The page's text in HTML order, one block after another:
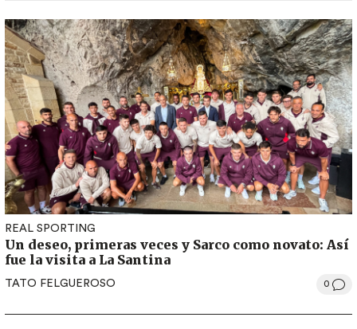
REAL SPORTING
Un deseo, primeras veces y Sarco como novato: Así
fue la visita a La Santina
TATO FELGUEROSO 0